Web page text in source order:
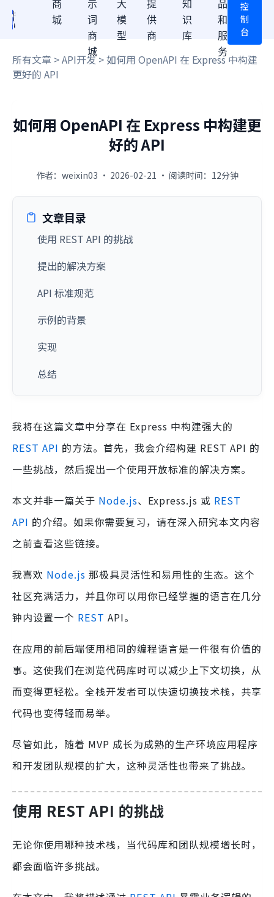
商
城
示
词
商
城
大
模
型
提
供
商
知
识
库
品
和
服
务
控
制
台
所有文章 >API开发> 如何用 OpenAPI 在 Express 中构建
更好的 API
如何用 OpenAPI 在 Express 中构建更
好的 API
作者：weixin03 · 2026-02-21 · 阅读时间：12分钟
文章目录
使用 REST API 的挑战
提出的解决方案
API 标准规范
示例的背景
实现
总结
我将在这篇文章中分享在 Express 中构建强大的
REST API 的方法。首先，我会介绍构建 REST API 的
一些挑战，然后提出一个使用开放标准的解决方案。
本文并非一篇关于 Node.js、Express.js 或 REST
API 的介绍。如果你需要复习，请在深入研究本文内容
之前查看这些链接。
我喜欢 Node.js 那极具灵活性和易用性的生态。这个
社区充满活力，并且你可以用你已经掌握的语言在几分
钟内设置一个 REST API。
在应用的前后端使用相同的编程语言是一件很有价值的
事。这使我们在浏览代码库时可以减少上下文切换，从
而变得更轻松。全栈开发者可以快速切换技术栈，共享
代码也变得轻而易举。
尽管如此，随着 MVP 成长为成熟的生产环境应用程序
和开发团队规模的扩大，这种灵活性也带来了挑战。
使用 REST API 的挑战
无论你使用哪种技术栈，当代码库和团队规模增长时，
都会面临许多挑战。